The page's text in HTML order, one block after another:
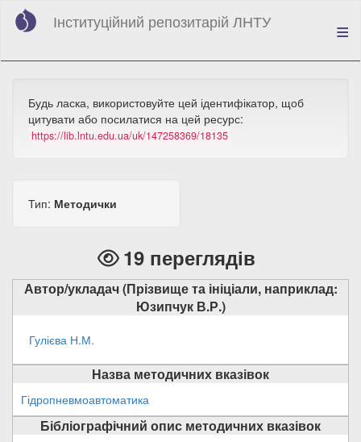
Перейти
вмісту
Інституційний репозитарій ЛНТУ
Будь ласка, використовуйте цей ідентифікатор, щоб
цитувати або посилатися на цей ресурс:
https://lib.lntu.edu.ua/uk/147258369/18135
Тип: Методички
19 переглядів
Автор/укладач (Прізвище та ініціали, наприклад:
Юзипчук В.Р.)
Гулієва Н.М.
Назва методичних вказівок
Гідропневмоавтоматика
Бібліографічний опис методичних вказівок